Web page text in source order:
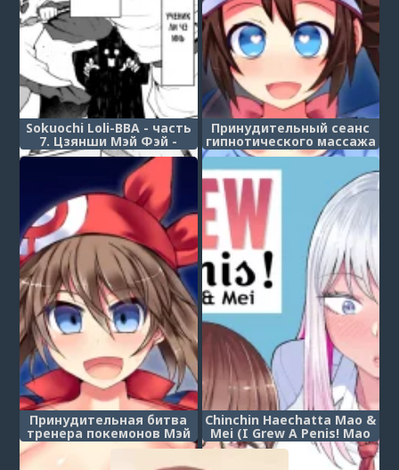
Sokuochi Loli-BBA - часть
7. Цзянши Мэй Фэй -
Эпилог
Принудительный сеанс
гипнотического массажа
тренера покемонов Розы
(Pokemon Trainer Mei
Kyousei Saiin Massage)
Принудительная битва
тренера покемонов Мэй
(Pokemon Trainer May's
Forced Hypnosis Battle)
Chinchin Haechatta Mao &
Mei (I Grew A Penis! Mao
& Mei) (У меня вырос